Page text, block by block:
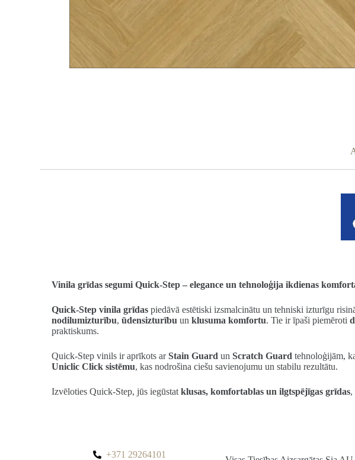
Vinila grīdas segumi Quick-Step – elegance un tehnoloģija ikdienas
Quick-Step vinila grīdas piedāvā estētiski izsmalcinātu un tehniski izturīgu
nodilumizturību,ūdensizturību unklusuma komfortu. Tie ir īpaši piemēroti
praktiskums.
Quick-Step vinils ir aprīkots arStain Guard unScratch Guard tehnoloģijām,
Uniclic Click sistēmu, kas nodrošina ciešu savienojumu un stabilu rezultātu.
Izvēloties Quick-Step, jūs iegūstatklusas, komfortablas un ilgtspējīgas grīdas,
+371 29264101